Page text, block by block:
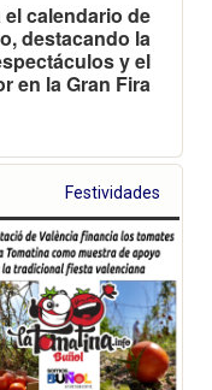
calendario de
destacando la
y el
en la Gran Fira
Festividades